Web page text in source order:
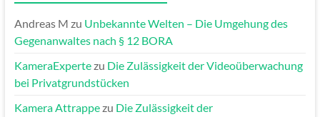
Andreas M zu Unbekannte Welten – Die Umgehung des
Gegenanwaltes nach § 12 BORA
KameraExpertezu Die Zulässigkeit der Videoüberwachung
bei Privatgrundstücken
Kamera Attrappezu Die Zulässigkeit der